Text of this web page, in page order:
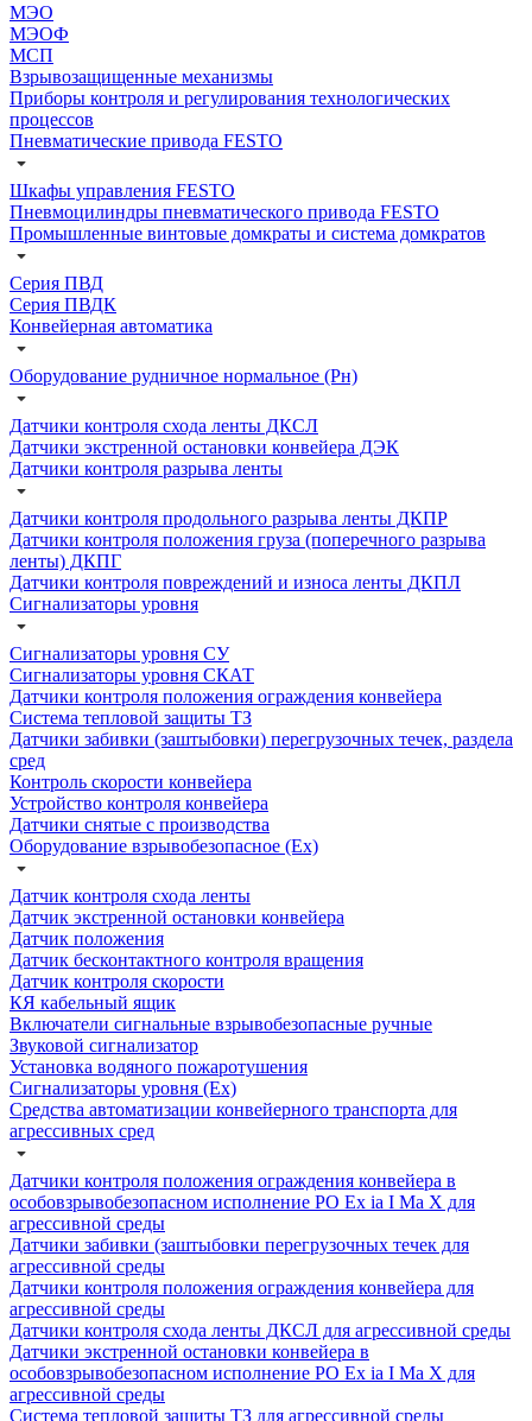
МЭО
МЭОФ
МСП
Взрывозащищенные механизмы
Приборы контроля и регулирования технологических
процессов
Пневматические привода FESTO
Шкафы управления FESTO
Пневмоцилиндры пневматического привода FESTO
Промышленные винтовые домкраты и система домкратов
Серия ПВД
Серия ПВДК
Конвейерная автоматика
Оборудование рудничное нормальное (Рн)
Датчики контроля схода ленты ДКСЛ
Датчики экстренной остановки конвейера ДЭК
Датчики контроля разрыва ленты
Датчики контроля продольного разрыва ленты ДКПР
Датчики контроля положения груза (поперечного разрыва
ленты) ДКПГ
Датчики контроля повреждений и износа ленты ДКПЛ
Сигнализаторы уровня
Сигнализаторы уровня СУ
Сигнализаторы уровня СКАТ
Датчики контроля положения ограждения конвейера
Система тепловой защиты ТЗ
Датчики забивки (заштыбовки) перегрузочных течек, раздела
сред
Контроль скорости конвейера
Устройство контроля конвейера
Датчики снятые с производства
Оборудование взрывобезопасное (Ex)
Датчик контроля схода ленты
Датчик экстренной остановки конвейера
Датчик положения
Датчик бесконтактного контроля вращения
Датчик контроля скорости
КЯ кабельный ящик
Включатели сигнальные взрывобезопасные ручные
Звуковой сигнализатор
Установка водяного пожаротушения
Сигнализаторы уровня (Ех)
Средства автоматизации конвейерного транспорта для
агрессивных сред
Датчики контроля положения ограждения конвейера в
особовзрывобезопасном исполнение РО Ех ia I Ма Х для
агрессивной среды
Датчики забивки (заштыбовки перегрузочных течек для
агрессивной среды
Датчики контроля положения ограждения конвейера для
агрессивной среды
Датчики контроля схода ленты ДКСЛ для агрессивной среды
Датчики экстренной остановки конвейера в
особовзрывобезопасном исполнение РО Ех ia I Ма Х для
агрессивной среды
Система тепловой защиты ТЗ для агрессивной среды